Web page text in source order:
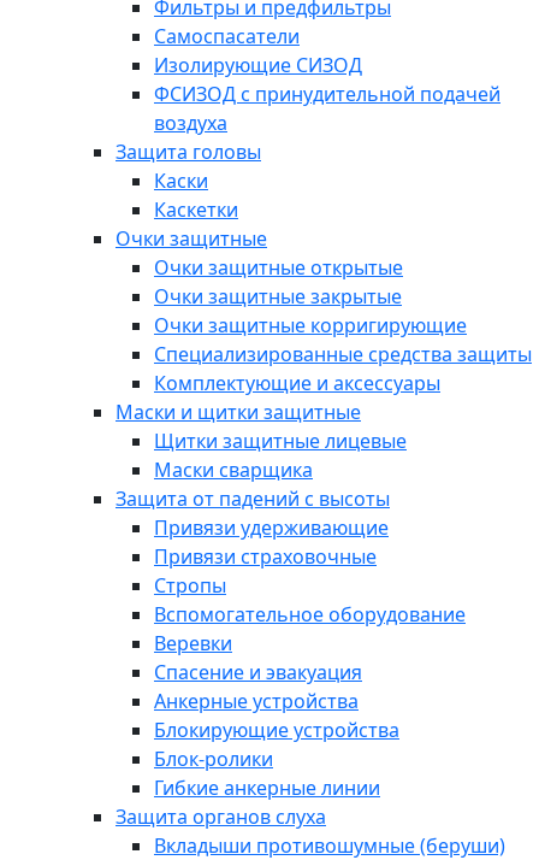
Фильтры и предфильтры
Самоспасатели
Изолирующие СИЗОД
ФСИЗОД с принудительной подачей
воздуха
Защита головы
Каски
Каскетки
Очки защитные
Очки защитные открытые
Очки защитные закрытые
Очки защитные корригирующие
Специализированные средства защиты
Комплектующие и аксессуары
Маски и щитки защитные
Щитки защитные лицевые
Маски сварщика
Защита от падений с высоты
Привязи удерживающие
Привязи страховочные
Стропы
Вспомогательное оборудование
Веревки
Спасение и эвакуация
Анкерные устройства
Блокирующие устройства
Блок-ролики
Гибкие анкерные линии
Защита органов слуха
Вкладыши противошумные (беруши)